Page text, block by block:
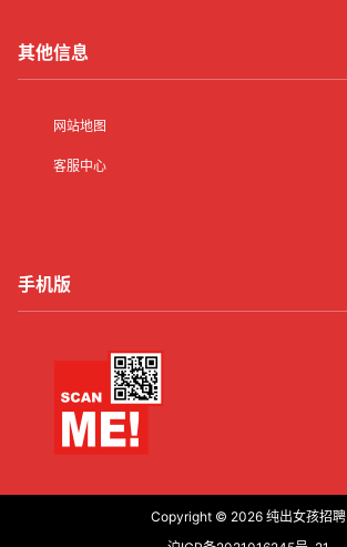
其他信息
网站地图
客服中心
手机版
Copyright © 2026 纯出女孩招聘